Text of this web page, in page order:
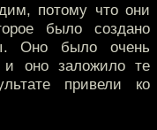
потому что они
было создано
Оно было очень
и оно заложило те
привели ко